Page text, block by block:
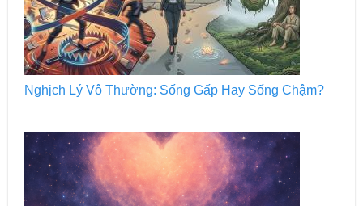
Nghịch Lý Vô Thường: Sống Gấp Hay Sống Chậm?